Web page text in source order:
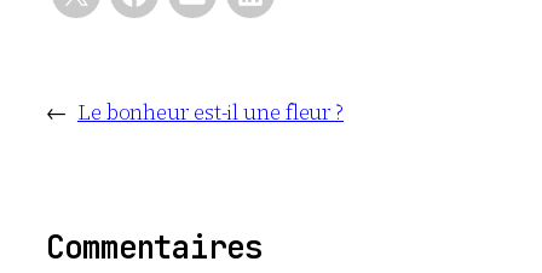
← Le bonheur est-il une fleur ?
Commentaires